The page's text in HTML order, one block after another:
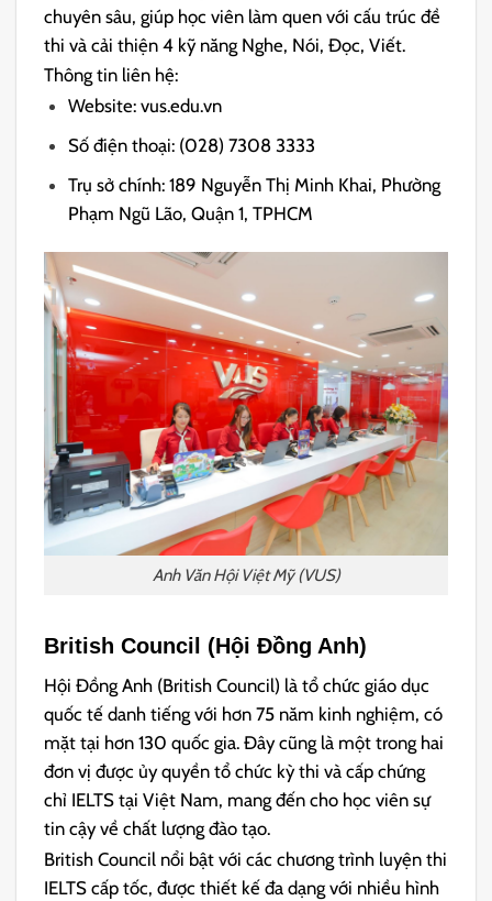
chuyên sâu, giúp học viên làm quen với cấu trúc đề
thi và cải thiện 4 kỹ năng Nghe, Nói, Đọc, Viết.
Thông tin liên hệ:
Website: vus.edu.vn
Số điện thoại: (028) 7308 3333
Trụ sở chính: 189 Nguyễn Thị Minh Khai, Phường
Phạm Ngũ Lão, Quận 1, TPHCM
Anh Văn Hội Việt Mỹ (VUS)
British Council (Hội Đồng Anh)
Hội Đồng Anh (British Council) là tổ chức giáo dục
quốc tế danh tiếng với hơn 75 năm kinh nghiệm, có
mặt tại hơn 130 quốc gia. Đây cũng là một trong hai
đơn vị được ủy quyền tổ chức kỳ thi và cấp chứng
chỉ IELTS tại Việt Nam, mang đến cho học viên sự
tin cậy về chất lượng đào tạo.
British Council nổi bật với các chương trình luyện thi
IELTS cấp tốc, được thiết kế đa dạng với nhiều hình